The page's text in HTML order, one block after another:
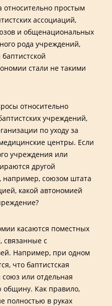
простым
ассоциаций,
и общенациональных
рода учреждений,
стали не такими
относительно
учреждений,
по уходу за
центры. Если
учреждения или
другой
например, союзом штата
какой автономией
касаются поместных
с
Например, при одном
что баптистская
или отдельная
общину. Как правило,
полностью в руках